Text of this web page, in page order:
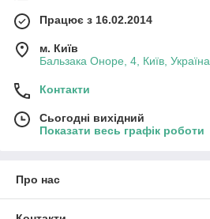
Працює з 16.02.2014
м. Київ
Бальзака Оноре, 4, Київ, Україна
Контакти
Сьогодні вихідний
Показати весь графік роботи
Про нас